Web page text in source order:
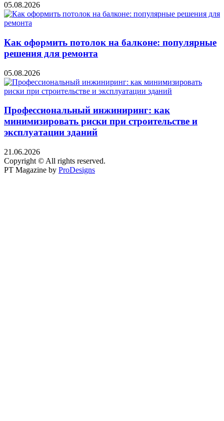
05.08.2026
Как оформить потолок на балконе: популярные
решения для ремонта
05.08.2026
Профессиональный инжиниринг: как
минимизировать риски при строительстве и
эксплуатации зданий
21.06.2026
Copyright © All rights reserved.
PT Magazine by ProDesigns